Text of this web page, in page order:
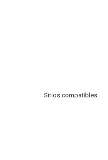
Sitios compatibles